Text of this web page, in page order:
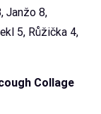
Janžo 8,
5, Růžička 4,
Collage